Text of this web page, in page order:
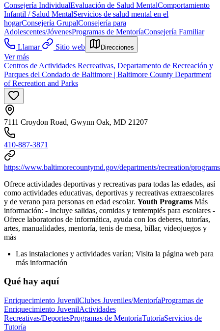
Consejería IndividualEvaluación de Salud MentalComportamiento
Infantil / Salud MentalServicios de salud mental en el
hogarConsejería GrupalConsejería para
Adolescentes/JóvenesProgramas de MentoríaConsejería Familiar
Llamar
Sitio web Direcciones
Ver más
Centros de Actividades Recreativas, Departamento de Recreación y
Parques del Condado de Baltimore | Baltimore County Department
of Recreation and Parks
7111 Croydon Road, Gwynn Oak, MD 21207
410-887-3871
https://www.baltimorecountymd.gov/departments/recreation/
Ofrece actividades deportivas y recreativas para todas las edades, así
como actividades educativas, deportivas y recreativas extraescolares
y de verano para personas en edad escolar. Youth Programs Más
información: - Incluye salidas, comidas y tentempiés para escolares -
Ofrece laboratorios de informática, ayuda con los deberes, tutorías,
artes, manualidades, mentoría, tenis de mesa, billar, videojuegos y
más
Las instalaciones y actividades varían; Visita la página web para
más información
Qué hay aquí
Enriquecimiento JuvenilClubes Juveniles/MentoríaProgramas de
Enriquecimiento JuvenilActividades
Recreativas/DeportesProgramas de MentoríaTutoríaServicios de
Tutoría